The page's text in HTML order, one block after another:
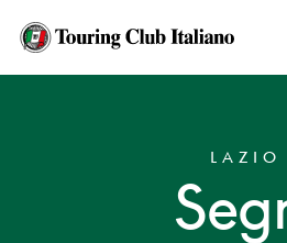
HOME
LAZIO